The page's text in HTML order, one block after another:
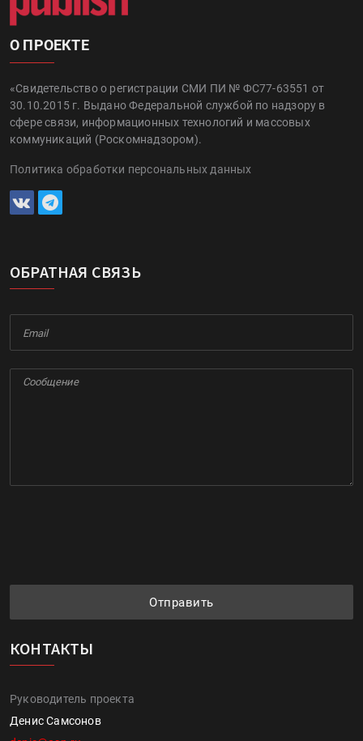
О ПРОЕКТЕ
«Свидетельство о регистрации СМИ ПИ № ФС77-63551 от
30.10.2015 г. Выдано Федеральной службой по надзору в
сфере связи, информационных технологий и массовых
коммуникаций (Роскомнадзором).
Политика обработки персональных данных
ОБРАТНАЯ СВЯЗЬ
Отправить
КОНТАКТЫ
Руководитель проекта
Денис Самсонов